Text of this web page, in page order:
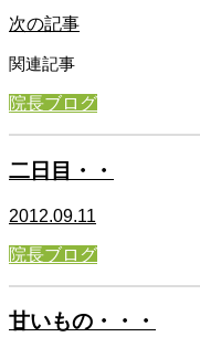
次の記事
関連記事
院長ブログ
二日目・・
2012.09.11
院長ブログ
甘いもの・・・